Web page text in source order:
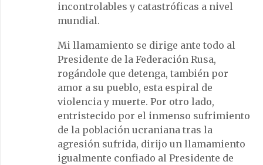
incontrolables y catastróficas a nivel
mundial.
Mi llamamiento se dirige ante todo al
Presidente de la Federación Rusa,
rogándole que detenga, también por
amor a su pueblo, esta espiral de
violencia y muerte. Por otro lado,
entristecido por el inmenso sufrimiento
de la población ucraniana tras la
agresión sufrida, dirijo un llamamiento
igualmente confiado al Presidente de